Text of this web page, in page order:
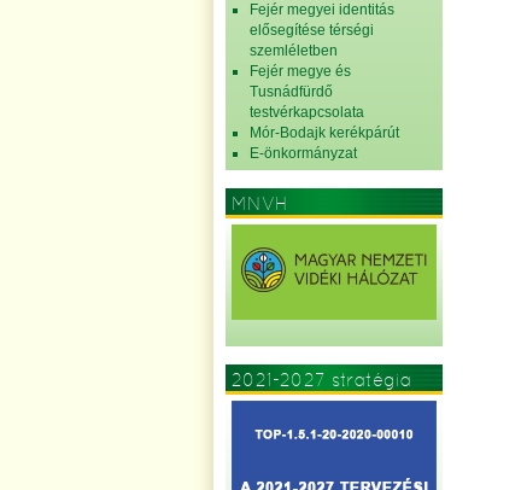
Fejér megyei identitás
elősegítése térségi
szemléletben
Fejér megye és
Tusnádfürdő
testvérkapcsolata
Mór-Bodajk kerékpárút
E-önkormányzat
MNVH
2021-2027 stratégia